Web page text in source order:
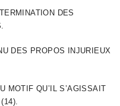
DES
DES PROPOS INJURIEUX
MOTIF QU’IL S’AGISSAIT